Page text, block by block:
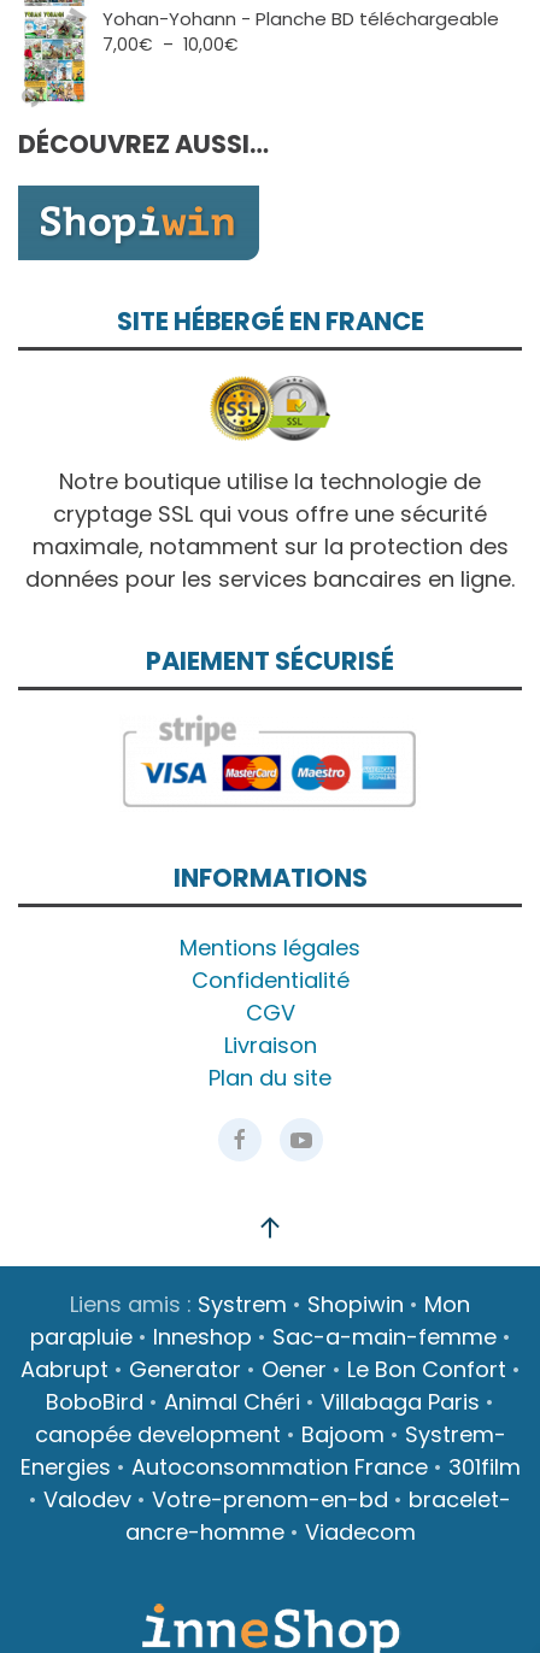
10,00€
prix :
Yohan-Yohann - Planche BD téléchargeable
7,00€ – 10,00€
à
DÉCOUVREZ AUSSI…
SITE HÉBERGÉ EN FRANCE
Notre boutique utilise la technologie de
cryptage SSL qui vous offre une sécurité
maximale, notamment sur la protection des
données pour les services bancaires en ligne.
PAIEMENT SÉCURISÉ
INFORMATIONS
Mentions légales
Confidentialité
CGV
Livraison
Plan du site
Liens amis : Systrem • Shopiwin • Mon
parapluie• Inneshop • Sac-a-main-femme•
Aabrupt • Generator • Oener • Le Bon Confort •
BoboBird • Animal Chéri • Villabaga Paris •
canopée development • Bajoom • Systrem-
Energies • Autoconsommation France• 301film
• Valodev • Votre-prenom-en-bd • bracelet-
ancre-homme• Viadecom